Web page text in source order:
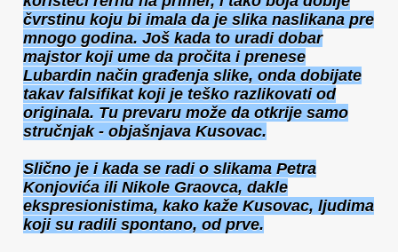
čvrstinu koju bi imala da je slika naslikana pre
mnogo godina. Još kada to uradi dobar
majstor koji ume da pročita i prenese
Lubardin način građenja slike, onda dobijate
takav falsifikat koji je teško razlikovati od
originala. Tu prevaru može da otkrije samo
stručnjak - objašnjava Kusovac.
Slično je i kada se radi o slikama Petra
Konjovića ili Nikole Graovca, dakle
ekspresionistima, kako kaže Kusovac, ljudima
koji su radili spontano, od prve.